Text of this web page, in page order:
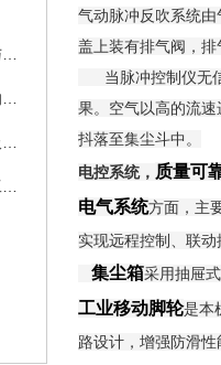
气动脉冲反吹系统
盖上装有排气阀，
当脉冲控制仪无信
果。空气以高的流
抖落至集尘斗中。
电控系统， 质量可
电气系统方面，主
实现远程控制、联
集尘箱采用抽屉
工业移动脚轮是本
路设计，增强防滑性